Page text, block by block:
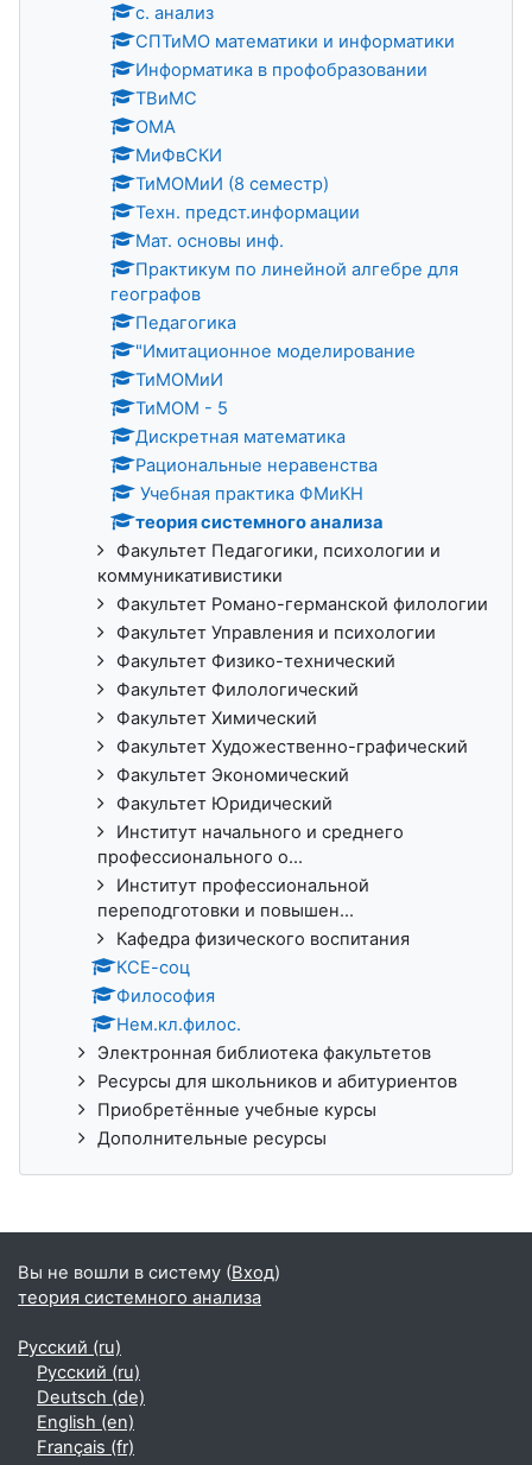
с. анализ
СПТиМО математики и информатики
Информатика в профобразовании
ТВиМС
ОМА
МиФвСКИ
ТиМОМиИ (8 семестр)
Техн. предст.информации
Мат. основы инф.
Практикум по линейной алгебре для
географов
Педагогика
"Имитационное моделирование
ТиМОМиИ
ТиМОМ - 5
Дискретная математика
Рациональные неравенства
Учебная практика ФМиКН
теория системного анализа
Факультет Педагогики, психологии и
коммуникативистики
Факультет Романо-германской филологии
Факультет Управления и психологии
Факультет Физико-технический
Факультет Филологический
Факультет Химический
Факультет Художественно-графический
Факультет Экономический
Факультет Юридический
Институт начального и среднего
профессионального о...
Институт профессиональной
переподготовки и повышен...
Кафедра физического воспитания
КСЕ-соц
Философия
Нем.кл.филос.
Электронная библиотека факультетов
Ресурсы для школьников и абитуриентов
Приобретённые учебные курсы
Дополнительные ресурсы
Вы не вошли в систему (Вход)
теория системного анализа
Русский ‎(ru)‎
Русский ‎(ru)‎
Deutsch ‎(de)‎
English ‎(en)‎
Français ‎(fr)‎